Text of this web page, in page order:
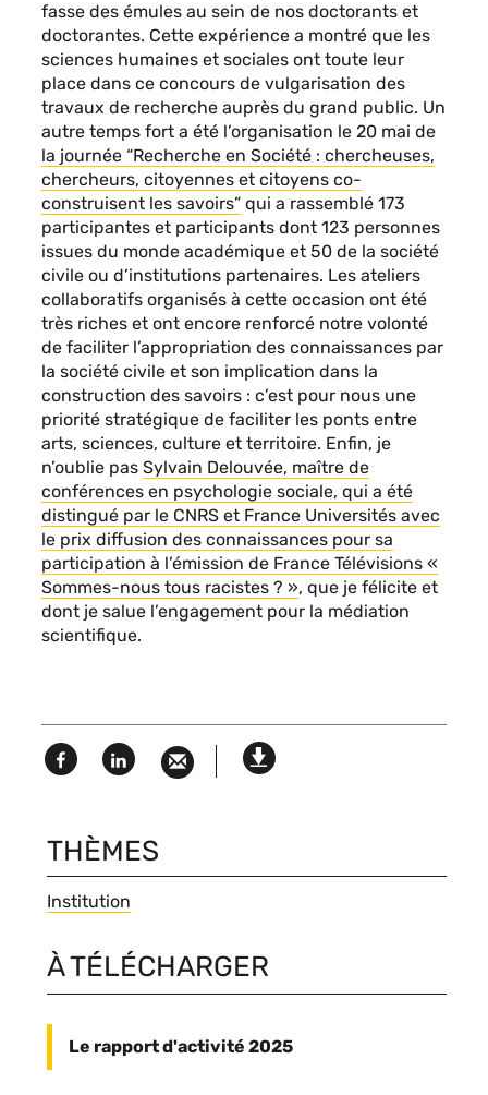
fasse des émules au sein de nos doctorants et
doctorantes. Cette expérience a montré que les
sciences humaines et sociales ont toute leur
place dans ce concours de vulgarisation des
travaux de recherche auprès du grand public. Un
autre temps fort a été l’organisation le 20 mai de
la journée “Recherche en Société : chercheuses,
chercheurs, citoyennes et citoyens co-
construisent les savoirs” qui a rassemblé 173
participantes et participants dont 123 personnes
issues du monde académique et 50 de la société
civile ou d’institutions partenaires. Les ateliers
collaboratifs organisés à cette occasion ont été
très riches et ont encore renforcé notre volonté
de faciliter l’appropriation des connaissances par
la société civile et son implication dans la
construction des savoirs : c’est pour nous une
priorité stratégique de faciliter les ponts entre
arts, sciences, culture et territoire. Enfin, je
n’oublie pas Sylvain Delouvée, maître de
conférences en psychologie sociale, qui a été
distingué par le CNRS et France Universités avec
le prix diffusion des connaissances pour sa
participation à l’émission de France Télévisions «
Sommes-nous tous racistes ? », que je félicite et
dont je salue l’engagement pour la médiation
scientifique.
FacebookLinked
THÈMES
Thèmes
Institution
Blocs
personnalisables
À TÉLÉCHARGER
bloc
Le rapport d'activité 2025